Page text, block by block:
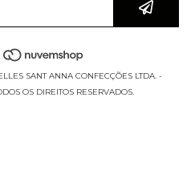
SANT ANNA CONFECÇÕES LTDA. -
OS DIREITOS RESERVADOS.